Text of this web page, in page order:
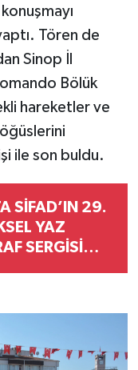
Tören de
Sinop İl
Bölük
hareketler ve
ile son buldu.
SİFAD’IN 29.
YAZ
SERGİSİ